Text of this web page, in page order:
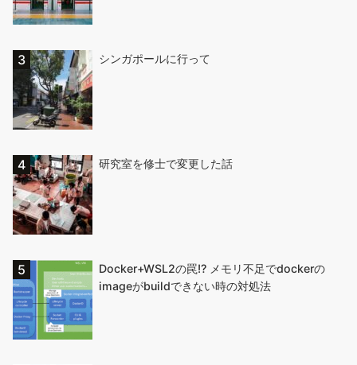
シンガポールに行って
研究室を修士で変更した話
Docker+WSL2の罠!? メモリ不足でdockerの
imageがbuildできない時の対処法